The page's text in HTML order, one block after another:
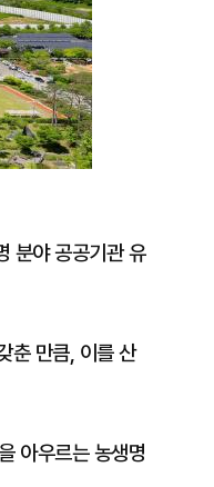
분야 공공기관 유
춘 만큼, 이를 산
아우르는 농생명